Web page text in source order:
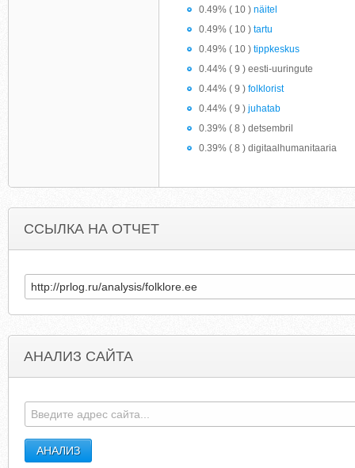
0.49% ( 10 ) näitel
0.49% ( 10 ) tartu
0.49% ( 10 ) tippkeskus
0.44% ( 9 ) eesti-uuringute
0.44% ( 9 ) folklorist
0.44% ( 9 ) juhatab
0.39% ( 8 ) detsembril
0.39% ( 8 ) digitaalhumanitaaria
ССЫЛКА НА ОТЧЕТ
АНАЛИЗ САЙТА